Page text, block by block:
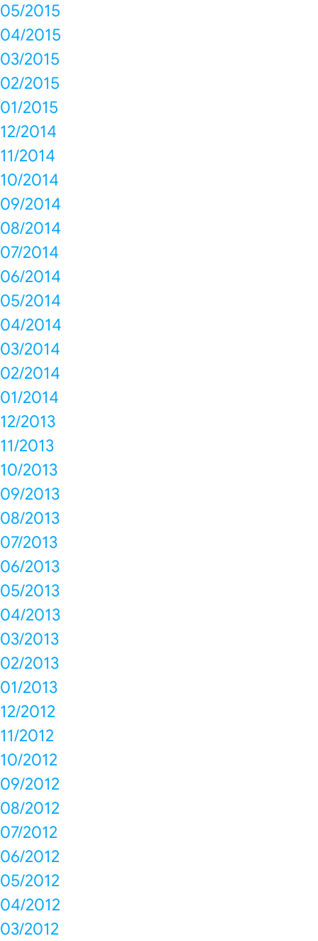
05/2015
04/2015
03/2015
02/2015
01/2015
12/2014
11/2014
10/2014
09/2014
08/2014
07/2014
06/2014
05/2014
04/2014
03/2014
02/2014
01/2014
12/2013
11/2013
10/2013
09/2013
08/2013
07/2013
06/2013
05/2013
04/2013
03/2013
02/2013
01/2013
12/2012
11/2012
10/2012
09/2012
08/2012
07/2012
06/2012
05/2012
04/2012
03/2012